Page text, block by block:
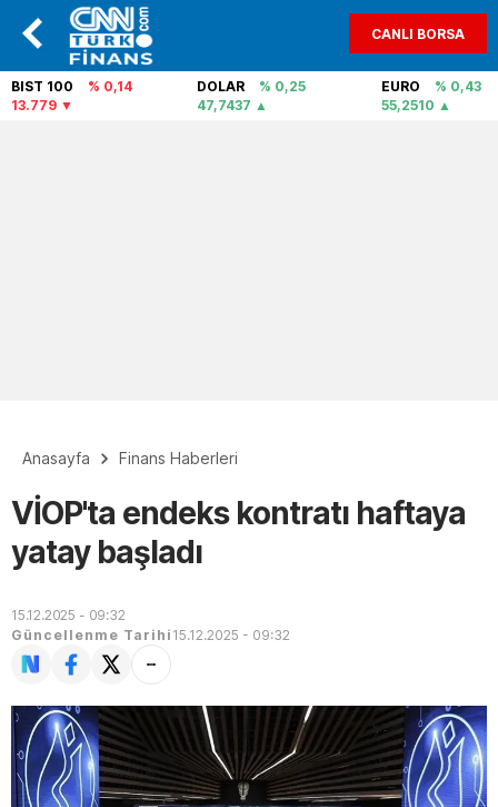
CANLI BORSA
BIST 100
% 0,14
13.779
DOLAR
% 0,25
47,7437
EURO
% 0,43
55,2510
Anasayfa Finans Haberleri
VİOP'ta endeks kontratı haftaya
yatay başladı
15.12.2025 - 09:32
Güncellenme Tarihi 15.12.2025 - 09:32